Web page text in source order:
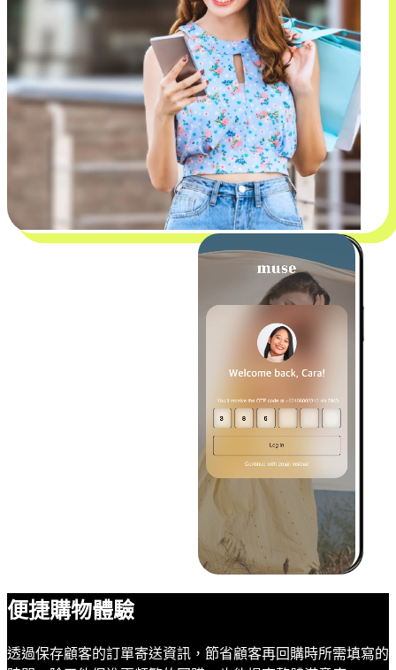
便捷購物體驗
透過保存顧客的訂單寄送資訊，節省顧客再回購時所需填寫的